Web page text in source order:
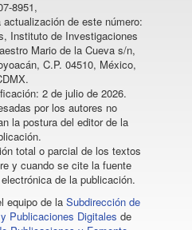
8951,
de este número:
Instituto de Investigaciones
Mario de la Cueva s/n,
C.P. 04510, México,
2 de julio de 2026.
por los autores no
la postura del editor de la
total o parcial de los textos
y cuando se cite la fuente
de la publicación.
equipo de la Subdirección de
Publicaciones Digitales de